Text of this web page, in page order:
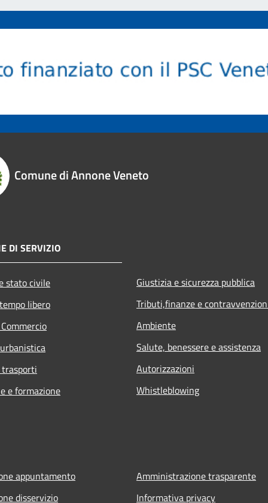
Comune di Annone Veneto
DI SERVIZIO
stato civile
libero
e formazione
Giustizia e sicurezza pubblica
Tributi,finanze e
Ambiente
Salute, benessere e assistenza
Autorizzazioni
Whistleblowing
appuntamento
disservizio
Amministrazione trasparente
Informativa privacy